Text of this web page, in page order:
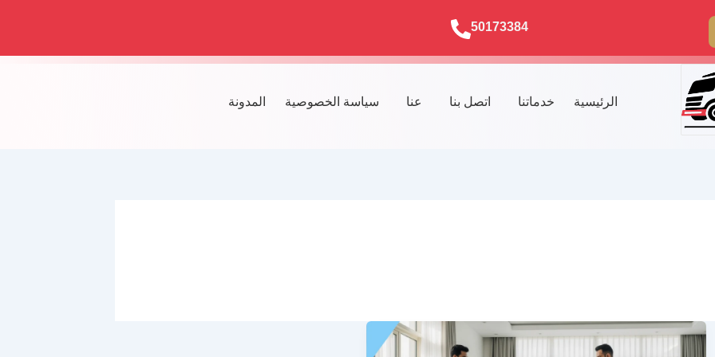
50173384
الرئيسية خدماتنا اتصل بنا عنا سياسة الخصوصية المدونة